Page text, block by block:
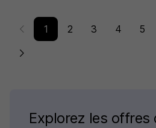
1 2 3 4 5
Explorez les offres